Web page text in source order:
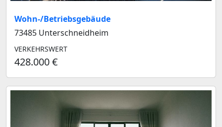
Wohn-/Betriebsgebäude
73485 Unterschneidheim
VERKEHRSWERT
428.000 €